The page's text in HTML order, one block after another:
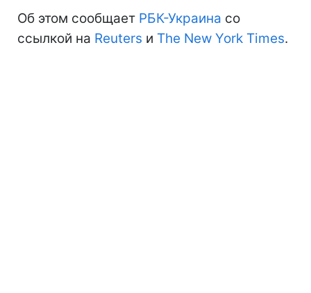
Об этом сообщает РБК-Украина со
ссылкой на Reuters и The New York Times.